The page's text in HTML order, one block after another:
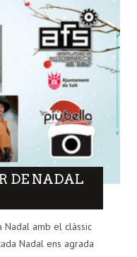
DE NADAL
Nadal amb el clàssic
Nadal ens agrada